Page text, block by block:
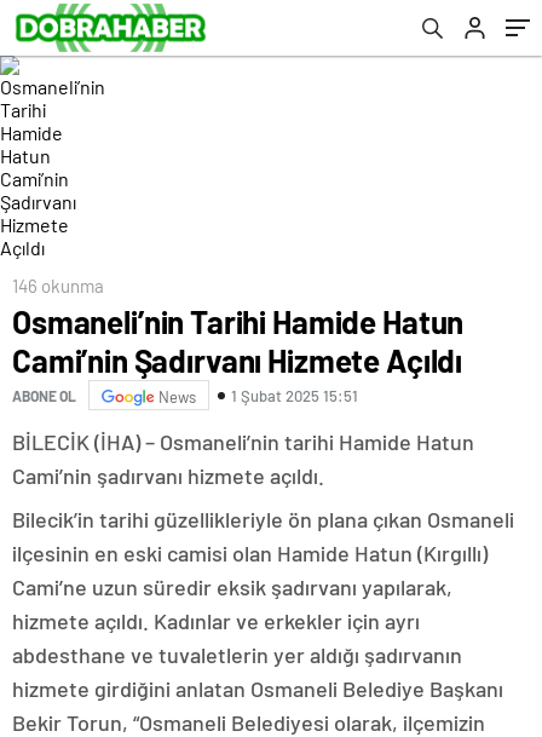
146 okunma
Osmaneli’nin Tarihi Hamide Hatun
Cami’nin Şadırvanı Hizmete Açıldı
ABONE OL News 1 Şubat 2025 15:51
BİLECİK (İHA) – Osmaneli’nin tarihi Hamide Hatun
Cami’nin şadırvanı hizmete açıldı.
Bilecik’in tarihi güzellikleriyle ön plana çıkan Osmaneli
ilçesinin en eski camisi olan Hamide Hatun (Kırgıllı)
Cami’ne uzun süredir eksik şadırvanı yapılarak,
hizmete açıldı. Kadınlar ve erkekler için ayrı
abdesthane ve tuvaletlerin yer aldığı şadırvanın
hizmete girdiğini anlatan Osmaneli Belediye Başkanı
Bekir Torun, “Osmaneli Belediyesi olarak, ilçemizin